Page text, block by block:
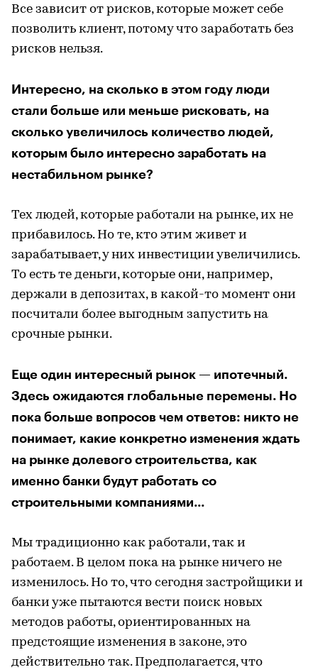
Все зависит от рисков, которые может себе
позволить клиент, потому что заработать без
рисков нельзя.
Интересно, на сколько в этом году люди
стали больше или меньше рисковать, на
сколько увеличилось количество людей,
которым было интересно заработать на
нестабильном рынке?
Тех людей, которые работали на рынке, их не
прибавилось. Но те, кто этим живет и
зарабатывает, у них инвестиции увеличились.
То есть те деньги, которые они, например,
держали в депозитах, в какой-то момент они
посчитали более выгодным запустить на
срочные рынки.
Еще один интересный рынок — ипотечный.
Здесь ожидаются глобальные перемены. Но
пока больше вопросов чем ответов: никто не
понимает, какие конкретно изменения ждать
на рынке долевого строительства, как
именно банки будут работать со
строительными компаниями...
Мы традиционно как работали, так и
работаем. В целом пока на рынке ничего не
изменилось. Но то, что сегодня застройщики и
банки уже пытаются вести поиск новых
методов работы, ориентированных на
предстоящие изменения в законе, это
действительно так. Предполагается, что